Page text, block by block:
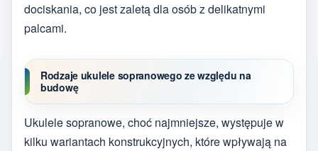
dociskania, co jest zaletą dla osób z delikatnymi
palcami.
Rodzaje ukulele sopranowego ze względu na
budowę
Ukulele sopranowe, choć najmniejsze, występuje w
kilku wariantach konstrukcyjnych, które wpływają na